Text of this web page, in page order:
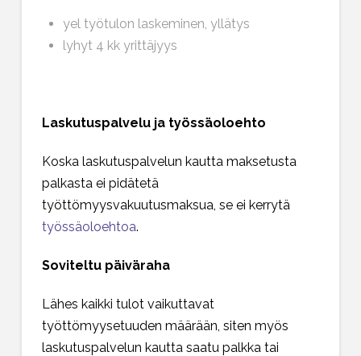
yel työtulon laskeminen, yllätys
lyhyt 4 kk yrittäjyys
Laskutuspalvelu ja työssäoloehto
Koska laskutuspalvelun kautta maksetusta
palkasta ei pidätetä
työttömyysvakuutusmaksua, se ei kerrytä
työssäoloehtoa.
Soviteltu päiväraha
Lähes kaikki tulot vaikuttavat
työttömyysetuuden määrään, siten myös
laskutuspalvelun kautta saatu palkka tai